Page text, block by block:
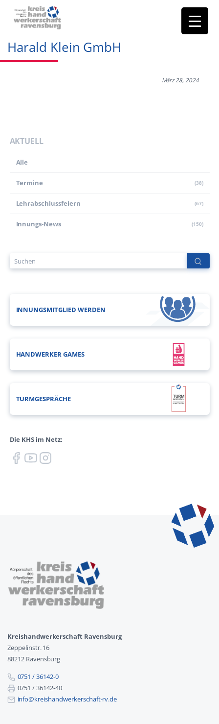
Harald Klein GmbH
März 28, 2024
AKTUELL
Alle
Termine (38)
Lehr­abschluss­feiern (67)
Innungs-News (150)
INNUNGSMITGLIED WERDEN
HANDWERKER GAMES
TURMGESPRÄCHE
Die KHS im Netz:
Kreishandwerkerschaft Ravensburg
Zeppelinstr. 16
88212 Ravensburg
0751 / 36142-0
0751 / 36142-40
info@kreishandwerkerschaft-rv.de